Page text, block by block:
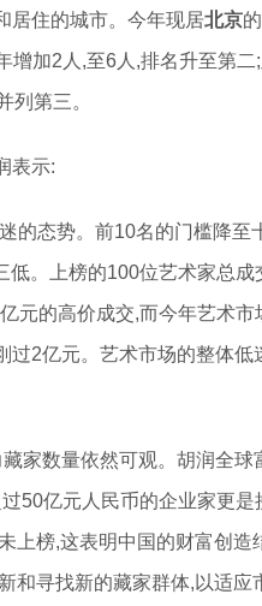
居住的城市。今年现居北京
增加2人,至6人,排名升至第二;
列第三。
表示:
的态势。前10名的门槛降
低。上榜的100位艺术家总
元的高价成交,而今年艺术
过2亿元。艺术市场的整体
家数量依然可观。胡润全
50亿元人民币的企业家更
上榜,这表明中国的财富创
和寻找新的藏家群体,以适